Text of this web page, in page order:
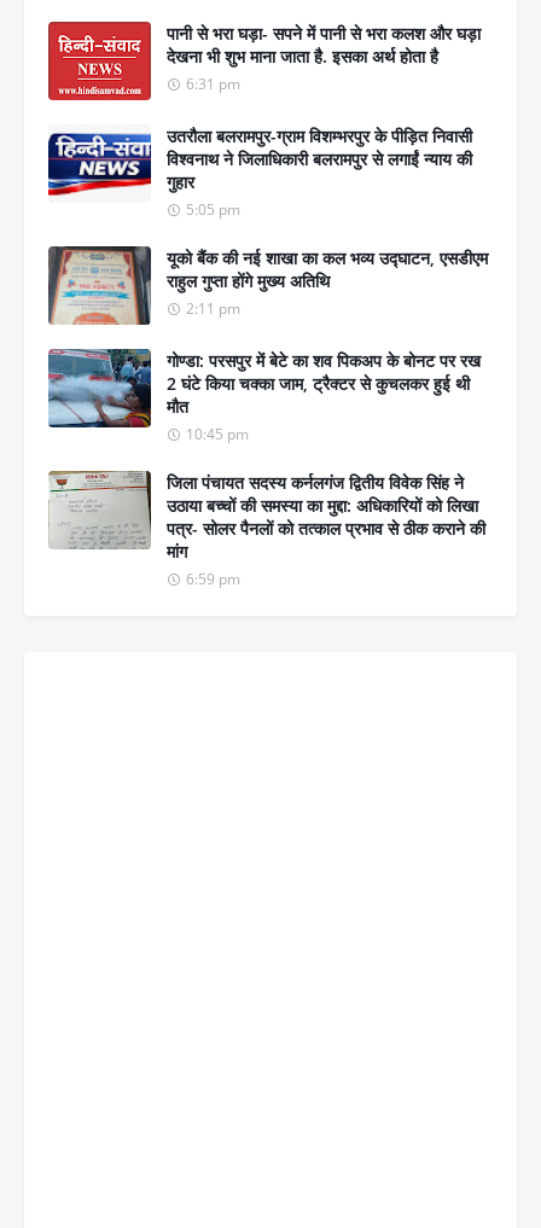
पानी से भरा घड़ा- सपने में पानी से भरा कलश और घड़ा
देखना भी शुभ माना जाता है. इसका अर्थ होता है
6:31 pm
उतरौला बलरामपुर-ग्राम विशम्भरपुर के पीड़ित निवासी
विश्वनाथ ने जिलाधिकारी बलरामपुर से लगाईं न्याय की
गुहार
5:05 pm
यूको बैंक की नई शाखा का कल भव्य उद्घाटन, एसडीएम
राहुल गुप्ता होंगे मुख्य अतिथि
2:11 pm
गोण्डा: परसपुर में बेटे का शव पिकअप के बोनट पर रख
2 घंटे किया चक्का जाम, ट्रैक्टर से कुचलकर हुई थी
मौत
10:45 pm
जिला पंचायत सदस्य कर्नलगंज द्वितीय विवेक सिंह ने
उठाया बच्चों की समस्या का मुद्दा: अधिकारियों को लिखा
पत्र- सोलर पैनलों को तत्काल प्रभाव से ठीक कराने की
मांग
6:59 pm